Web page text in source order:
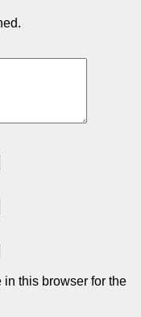
this browser for the